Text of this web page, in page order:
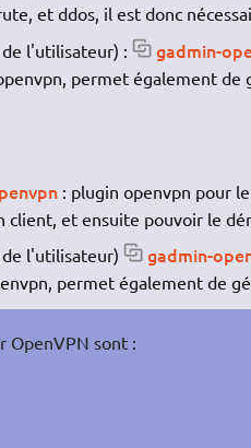
et ddos, il est donc
l'utilisateur) : gadmin-
permet également de
: plugin openvpn pour
et ensuite pouvoir le
l'utilisateur) gadmin-
permet également de
OpenVPN sont :